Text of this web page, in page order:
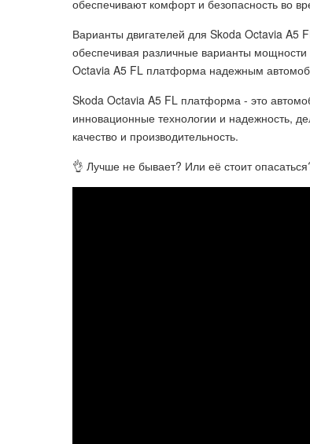
обеспечивают комфорт и безопасность во
Варианты двигателей для Skoda Octavia
обеспечивая различные варианты
Octavia A5 FL платформа надежным
Skoda Octavia A5 FL платформа - это
инновационные технологии и надежность,
качество и производительность.
👌 Лучше не бывает? Или её стоит